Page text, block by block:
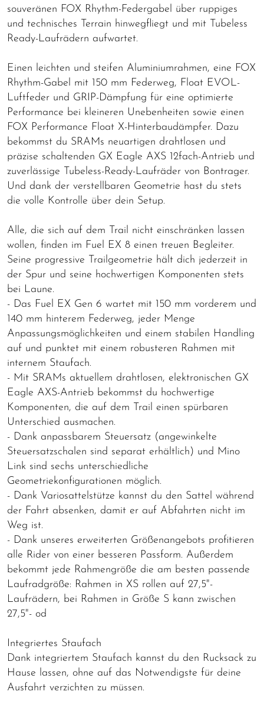
souveränen FOX Rhythm-Federgabel über ruppiges
und technisches Terrain hinwegfliegt und mit Tubeless
Ready-Laufrädern aufwartet.
Einen leichten und steifen Aluminiumrahmen, eine FOX
Rhythm-Gabel mit 150 mm Federweg, Float EVOL-
Luftfeder und GRIP-Dämpfung für eine optimierte
Performance bei kleineren Unebenheiten sowie einen
FOX Performance Float X-Hinterbaudämpfer. Dazu
bekommst du SRAMs neuartigen drahtlosen und
präzise schaltenden GX Eagle AXS 12fach-Antrieb und
zuverlässige Tubeless-Ready-Laufräder von Bontrager.
Und dank der verstellbaren Geometrie hast du stets
die volle Kontrolle über dein Setup.
Alle, die sich auf dem Trail nicht einschränken lassen
wollen, finden im Fuel EX 8 einen treuen Begleiter.
Seine progressive Trailgeometrie hält dich jederzeit in
der Spur und seine hochwertigen Komponenten stets
bei Laune.
- Das Fuel EX Gen 6 wartet mit 150 mm vorderem und
140 mm hinterem Federweg, jeder Menge
Anpassungsmöglichkeiten und einem stabilen Handling
auf und punktet mit einem robusteren Rahmen mit
internem Staufach.
- Mit SRAMs aktuellem drahtlosen, elektronischen GX
Eagle AXS-Antrieb bekommst du hochwertige
Komponenten, die auf dem Trail einen spürbaren
Unterschied ausmachen.
- Dank anpassbarem Steuersatz (angewinkelte
Steuersatzschalen sind separat erhältlich) und Mino
Link sind sechs unterschiedliche
Geometriekonfigurationen möglich.
- Dank Variosattelstütze kannst du den Sattel während
der Fahrt absenken, damit er auf Abfahrten nicht im
Weg ist.
- Dank unseres erweiterten Größenangebots profitieren
alle Rider von einer besseren Passform. Außerdem
bekommt jede Rahmengröße die am besten passende
Laufradgröße: Rahmen in XS rollen auf 27,5"-
Laufrädern, bei Rahmen in Größe S kann zwischen
27,5"- od
Integriertes Staufach
Dank integriertem Staufach kannst du den Rucksack zu
Hause lassen, ohne auf das Notwendigste für deine
Ausfahrt verzichten zu müssen.